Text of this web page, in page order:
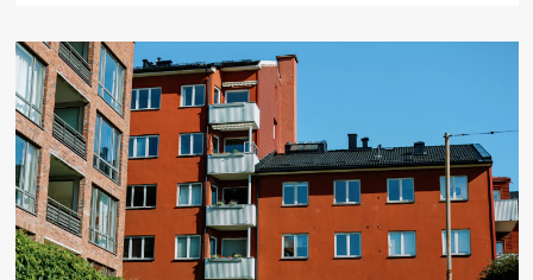
Hvad
bør
du
vide
før
køb
af
ny
familiebil